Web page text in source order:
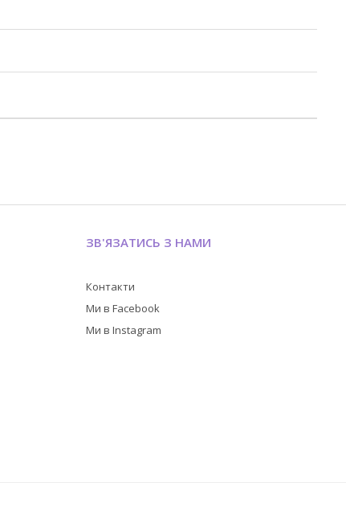
ЗВ'ЯЗАТИСЬ З НАМИ
Контакти
Ми в Facebook
Ми в Instagram